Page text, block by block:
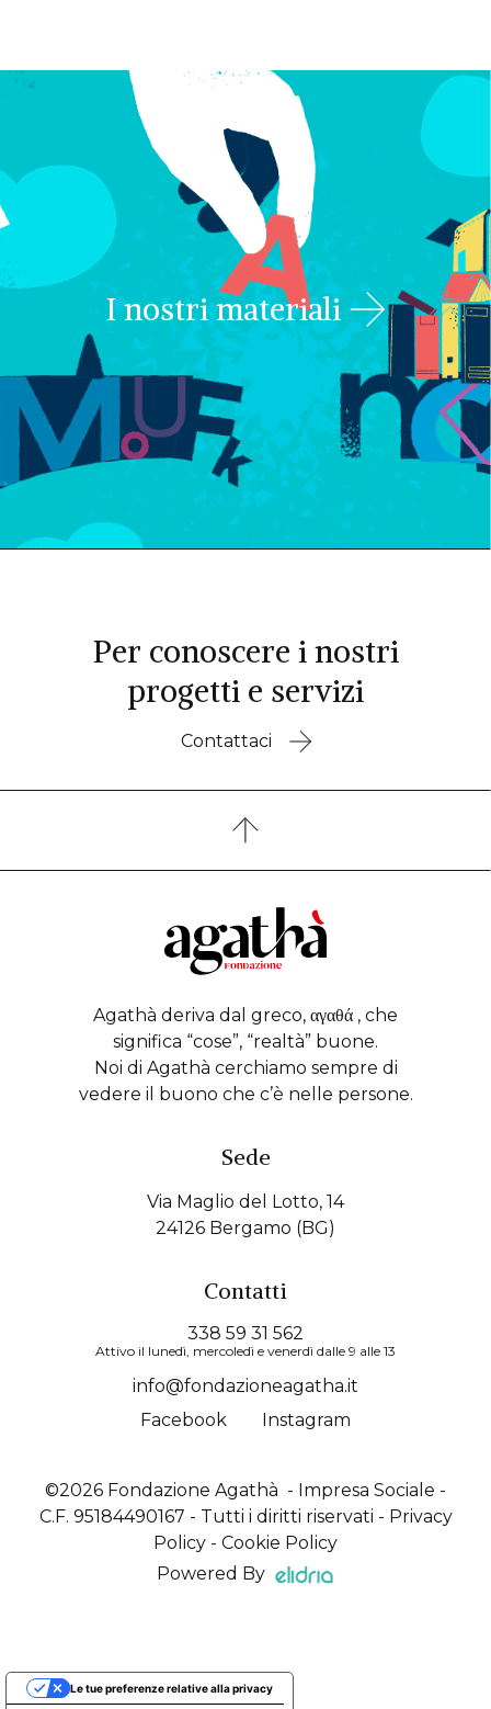
I nostri materiali
Per conoscere i nostri
progetti e servizi
Contattaci
Agathà deriva dal greco, αγαθά , che
significa “cose”, “realtà” buone.
Noi di Agathà cerchiamo sempre di
vedere il buono che c’è nelle persone.
Sede
Via Maglio del Lotto, 14
24126 Bergamo (BG)
Contatti
338 59 31 562
Attivo il lunedì, mercoledì e venerdì dalle 9 alle 13
info@fondazioneagatha.it
Facebook
Instagram
©2026 Fondazione Agathà - Impresa Sociale -
C.F. 95184490167 - Tutti i diritti riservati - Privacy
Policy - Cookie Policy
Powered By
Le tue preferenze relative alla privacy